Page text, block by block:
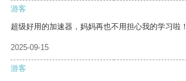
游客
超级好用的加速器，妈妈再也不用担心我的学习啦！
2025-09-15
游客